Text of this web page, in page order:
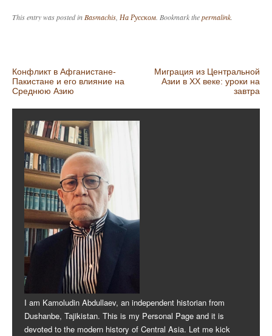
This entry was posted inBasmachis, На Русском. Bookmark thepermalink.
Post navigation
Конфликт в Афганистане-
Пакистане и его влияние на
Среднюю Азию
Миграция из Центральной
Азии в ХХ веке: уроки на
завтра
I am Kamoludin Abdullaev, an independent historian from
Dushanbe, Tajikistan. This is my Personal Page and it is
devoted to the modern history of Central Asia. Let me kick